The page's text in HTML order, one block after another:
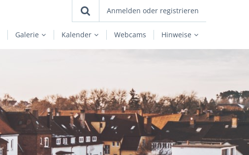
Galerie Kalender Webcams Hinweise
Anmelden oder registrieren